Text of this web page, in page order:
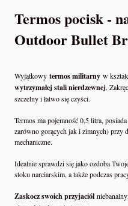
Termos pocisk -
Outdoor Bullet
Wyjątkowy termos militarny w
wytrzymałej stali nierdzewnej.
szczelny i łatwo się czyści.
Termos ma pojemność 0,5 litra,
zarówno gorących jak i zimnych) przy
mechaniczne.
Idealnie sprawdzi się jako ozdoba
stoku narciarskim, a także podczas
Zaskocz swoich przyjaciół